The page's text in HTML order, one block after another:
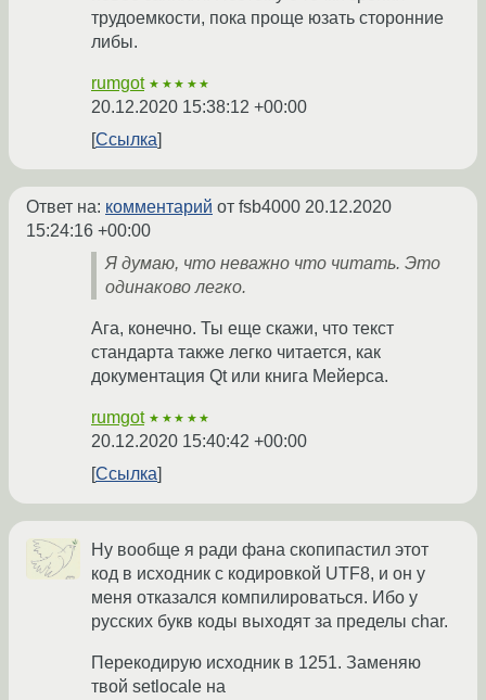
трудоемкости, пока проще юзать сторонние
либы.
rumgot ★★★★★
20.12.2020 15:38:12 +00:00
Ссылка
Ответ на: комментарий от fsb4000 20.12.2020
15:24:16 +00:00
Я думаю, что неважно что читать. Это
одинаково легко.
Ага, конечно. Ты еще скажи, что текст
стандарта также легко читается, как
документация Qt или книга Мейерса.
rumgot ★★★★★
20.12.2020 15:40:42 +00:00
Ссылка
Ну вообще я ради фана скопипастил этот
код в исходник с кодировкой UTF8, и он у
меня отказался компилироваться. Ибо у
русских букв коды выходят за пределы char.
Перекодирую исходник в 1251. Заменяю
твой setlocale на